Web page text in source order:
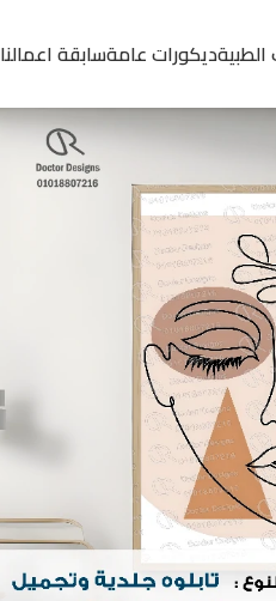
ديكورات عامةسابقة اعمالنا